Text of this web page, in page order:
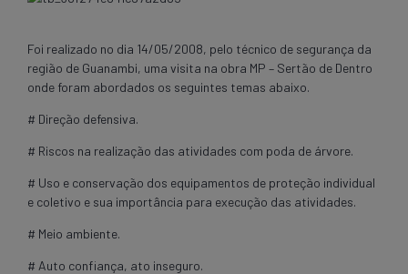
Foi realizado no dia 14/05/2008, pelo técnico de segurança da
região de Guanambi, uma visita na obra MP – Sertão de Dentro
onde foram abordados os seguintes temas abaixo.
# Direção defensiva.
# Riscos na realização das atividades com poda de árvore.
# Uso e conservação dos equipamentos de proteção individual
e coletivo e sua importância para execução das atividades.
# Meio ambiente.
# Auto confiança, ato inseguro.